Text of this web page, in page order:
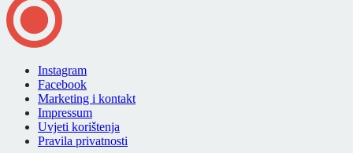
Instagram
Facebook
Marketing i kontakt
Impressum
Uvjeti korištenja
Pravila privatnosti